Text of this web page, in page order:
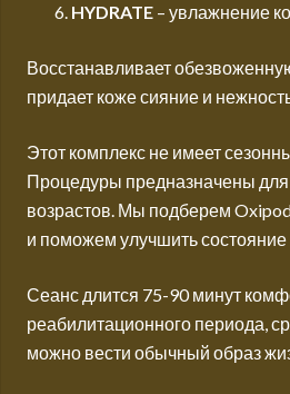
HYDRATE – увлажнение
Восстанавливает
придает коже сияние и
Этот комплекс не имеет
Процедуры предназначены для
возрастов. Мы подберем
и поможем улучшить
Сеанс длится 75-90 минут
реабилитационного периода,
можно вести обычный образ